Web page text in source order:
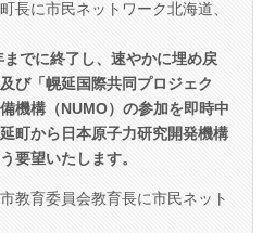
に市民ネットワーク北海道、
でに終了し、速やかに埋め戻
び「幌延国際共同プロジェク
機構（NUMO）の参加を即時中
町から日本原子力研究開発機構
要望いたします。
教育委員会教育長に市民ネット